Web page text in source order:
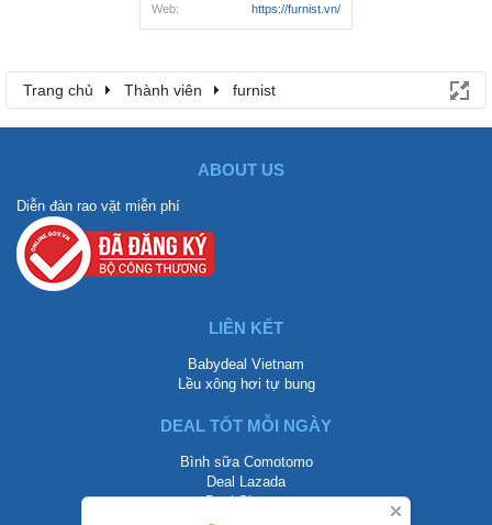
Web:
https://furnist.vn/
Trang chủ Thành viên furnist
ABOUT US
Diễn đàn rao vặt miễn phí
LIÊN KẾT
Babydeal Vietnam
Lều xông hơi tự bung
DEAL TỐT MỖI NGÀY
Bình sữa Comotomo
Deal Lazada
Deal Shopee